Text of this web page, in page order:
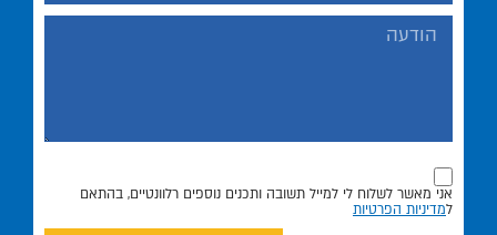
אני מאשר לשלוח לי למייל תשובה ותכנים נוספים רלוונטיים, בהתאם
למדיניות הפרטיות